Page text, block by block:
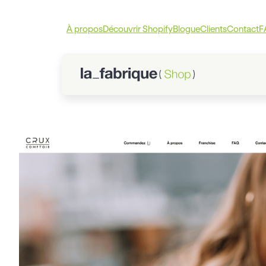
À proposDécouvrir ShopifyBlogueClientsContact